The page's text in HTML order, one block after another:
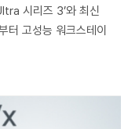
시리즈 3’와 최신
터 고성능 워크스테이